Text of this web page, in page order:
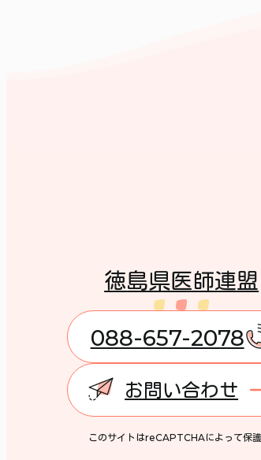
徳島県医師連盟
088-657-2078
お問い合わせ
このサイトはreCAPTCHAによって保